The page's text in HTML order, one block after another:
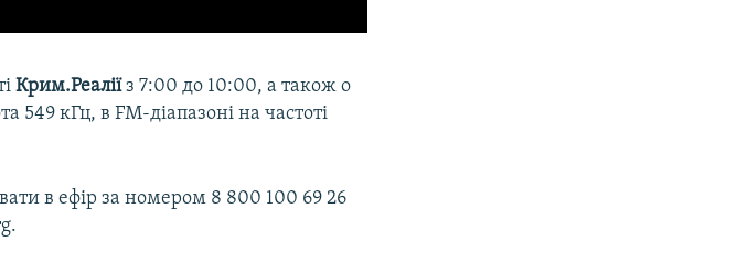
Крим.Реаліїз 7:00 до 10:00, а також о
549 кГц, в FM-діапазоні на частоті
в ефір за номером 8 800 100 69 26